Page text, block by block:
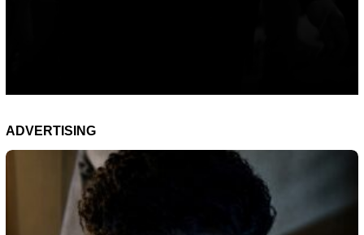
ADVERTISING